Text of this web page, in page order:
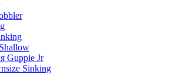
Guppie Jr
Sinking